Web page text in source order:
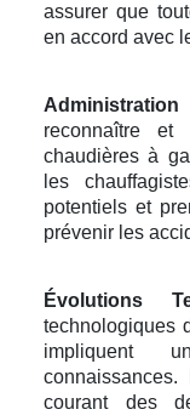
assurer que
en accord avec
reconnaître
chaudières à
les
potentiels et
prévenir les
Évolutions
technologiques
impliquent
courant des